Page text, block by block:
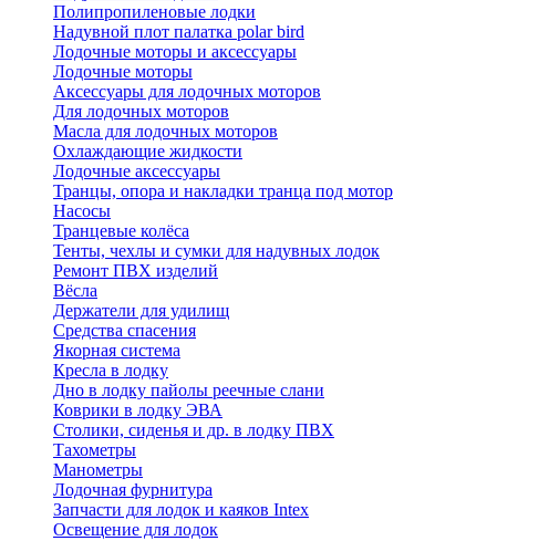
Полипропиленовые лодки
Надувной плот палатка polar bird
Лодочные моторы и аксессуары
Лодочные моторы
Аксессуары для лодочных моторов
Для лодочных моторов
Масла для лодочных моторов
Охлаждающие жидкости
Лодочные аксессуары
Транцы, опора и накладки транца под мотор
Насосы
Транцевые колёса
Тенты, чехлы и сумки для надувных лодок
Ремонт ПВХ изделий
Вёсла
Держатели для удилищ
Средства спасения
Якорная система
Кресла в лодку
Дно в лодку пайолы реечные слани
Коврики в лодку ЭВА
Столики, сиденья и др. в лодку ПВХ
Тахометры
Манометры
Лодочная фурнитура
Запчасти для лодок и каяков Intex
Освещение для лодок